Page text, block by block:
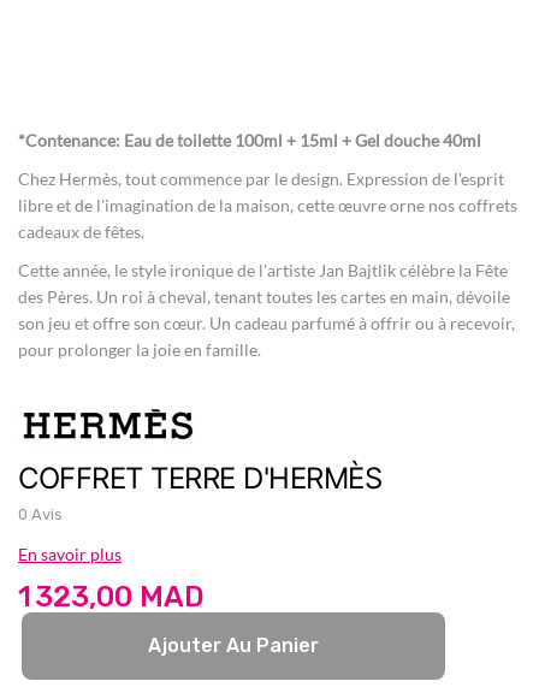
beginning
the
images
gallery
COFFRET TERRE D'HERMÈS
*Contenance: Eau de toilette 100ml + 15ml + Gel douche 40ml
Chez Hermès, tout commence par le design. Expression de l'esprit
libre et de l'imagination de la maison, cette œuvre orne nos coffrets
cadeaux de fêtes.
Cette année, le style ironique de l'artiste Jan Bajtlik célèbre la Fête
des Pères. Un roi à cheval, tenant toutes les cartes en main, dévoile
son jeu et offre son cœur. Un cadeau parfumé à offrir ou à recevoir,
pour prolonger la joie en famille.
0 Avis
En savoir plus
1 323,00 MAD
Ajouter Au Panier